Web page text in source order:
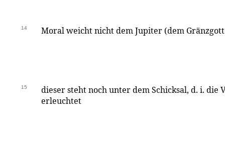
14 Moral weicht nicht dem Jupiter (dem
15
dieser steht noch unter dem Schicksal, d. i. die
erleuchtet